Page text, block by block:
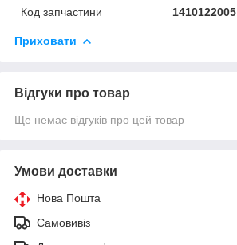
Код запчастини
1410122005
Приховати
Відгуки про товар
Ще немає відгуків про цей товар
Умови доставки
Нова Пошта
Самовивіз